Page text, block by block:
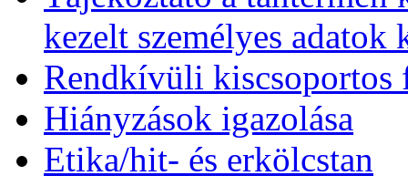
kezelt személyes adatok
Rendkívüli kiscsoportos
Hiányzások igazolása
Etika/hit- és erkölcstan